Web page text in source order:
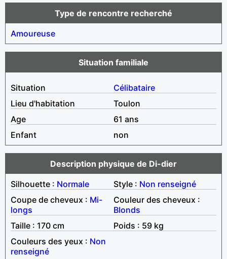
Type de rencontre recherché
Amoureuse
Situation familiale
Situation
Célibataire
Lieu d'habitation
Toulon
Age
61 ans
Enfant
non
Description physique de Di-dier
Silhouette : Normale Style : Non renseigné
Coupe de cheveux : Mi-
longs
Couleur des cheveux :
Blonds
Taille : 170 cm
Poids : 59 kg
Couleurs des yeux : Non
renseigné